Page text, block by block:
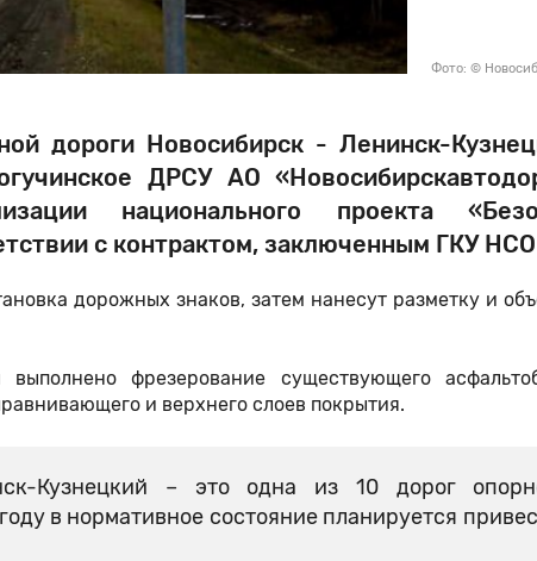
Фото: ©
дороги Новосибирск - Ленинск-
ДРСУ АО
национального проекта
с контрактом, заключенным ГКУ
дорожных знаков, затем нанесут разметку и
фрезерование существующего
и верхнего слоев покрытия.
Кузнецкий – это одна из 10 дорог
в нормативное состояние планируется